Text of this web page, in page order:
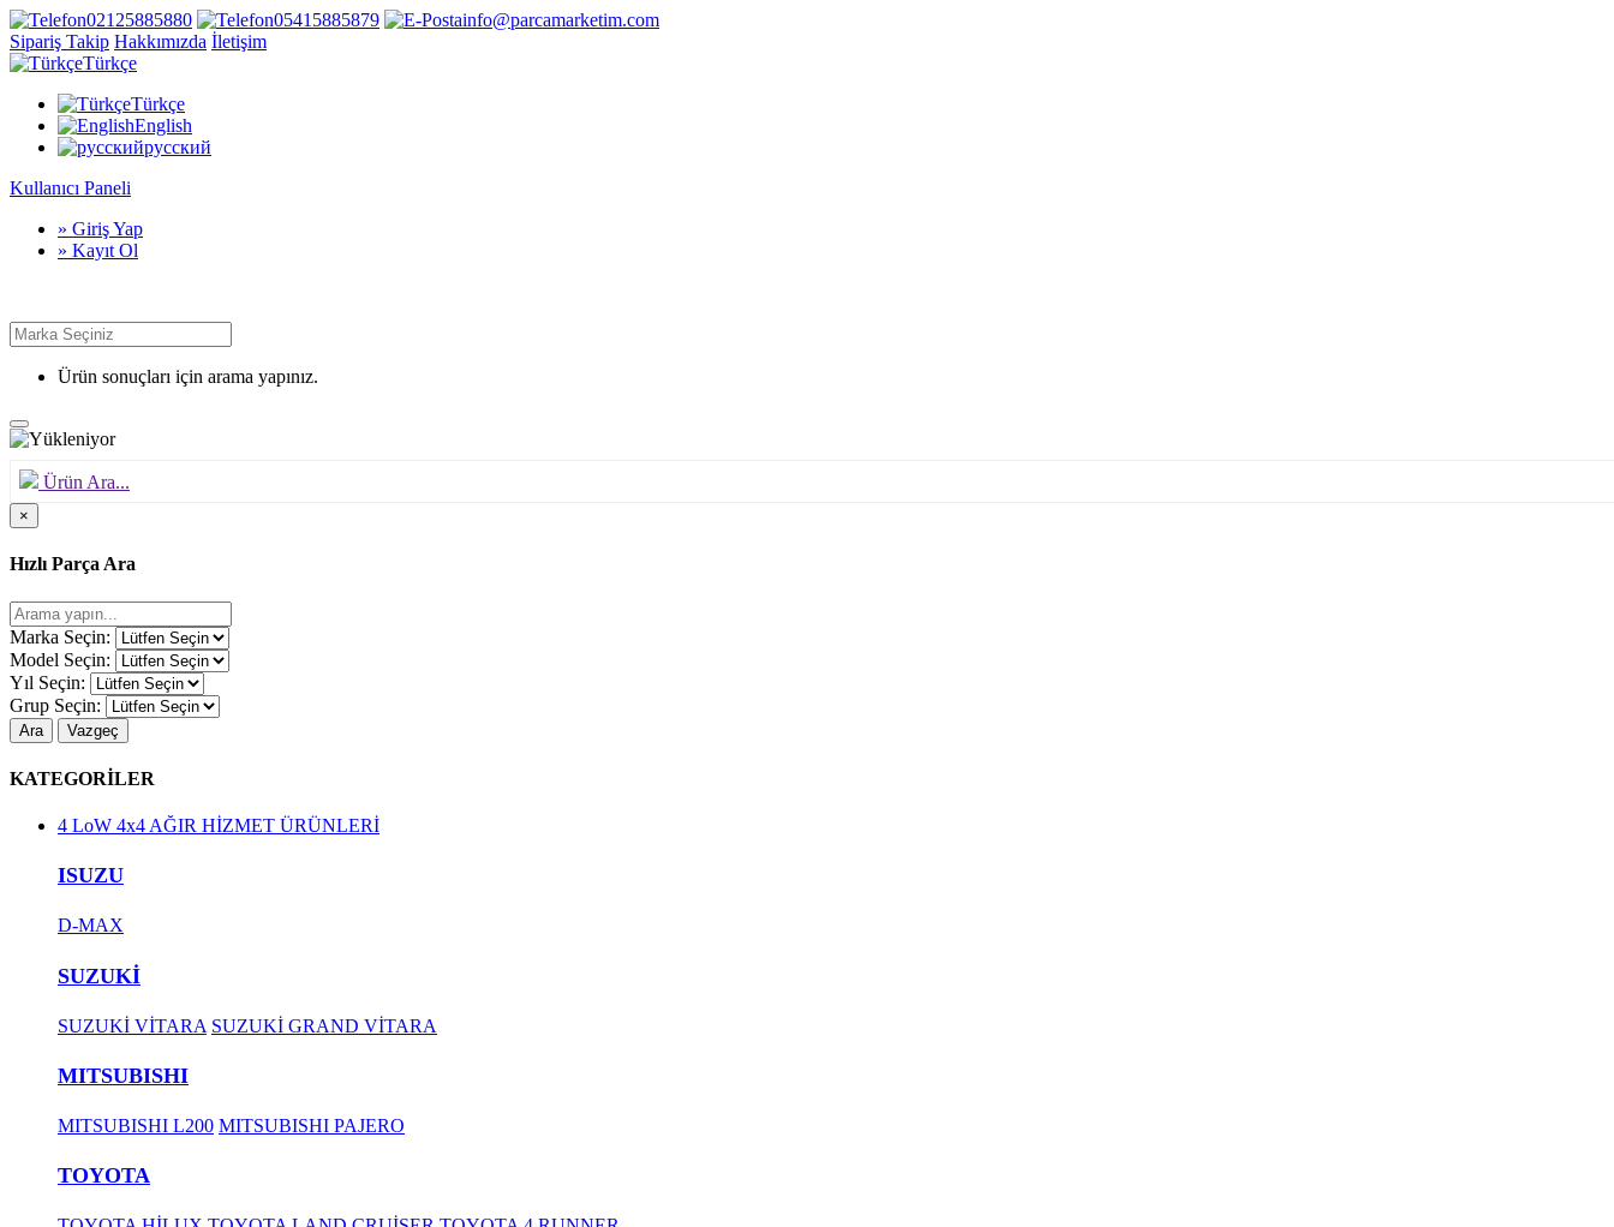
02125885880 05415885879
info@parcamarketim.com
Sipariş Takip Hakkımızda İletişim
Türkçe
Türkçe
English
русский
Kullanıcı Paneli
» Giriş Yap
» Kayıt Ol
Ürün sonuçları için arama yapınız.
Ürün Ara...
×
Hızlı Parça Ara
Marka Seçin:
Model Seçin:
Yıl Seçin:
Grup Seçin:
Ara Vazgeç
KATEGORİLER
4 LoW 4x4 AĞIR HİZMET ÜRÜNLERİ
ISUZU
D-MAX
SUZUKİ
SUZUKİ VİTARA SUZUKİ GRAND VİTARA
MITSUBISHI
MITSUBISHI L200 MITSUBISHI PAJERO
TOYOTA